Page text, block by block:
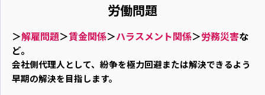
労働問題
＞解雇問題＞賃金関係＞ハラスメント関係＞労務災害な
ど。
会社側代理人として、紛争を極力回避または解決できるよう
早期の解決を目指します。